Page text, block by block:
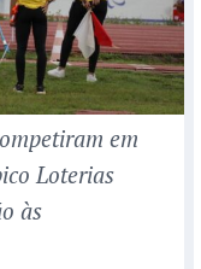
em
Loterias
às